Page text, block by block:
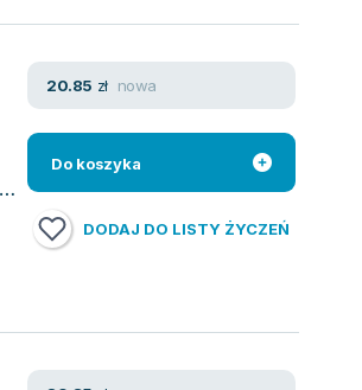
20.85 zł nowa
Do koszyka
DODAJ DO LISTY ŻYCZEŃ